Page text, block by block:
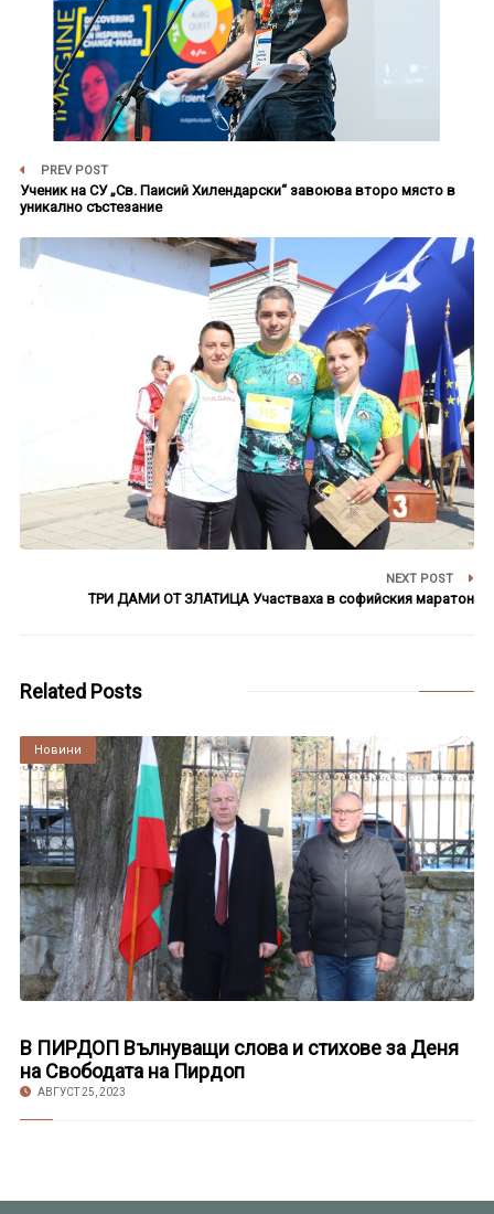
PREV POST
Ученик на СУ „Св. Паисий Хилендарски“ завоюва второ място в
уникално състезание
NEXT POST
ТРИ ДАМИ ОТ ЗЛАТИЦА Участваха в софийския маратон
Related Posts
Култура
Новини
В ПИРДОП Вълнуващи слова и стихове за Деня
на Свободата на Пирдоп
АВГУСТ 25, 2023